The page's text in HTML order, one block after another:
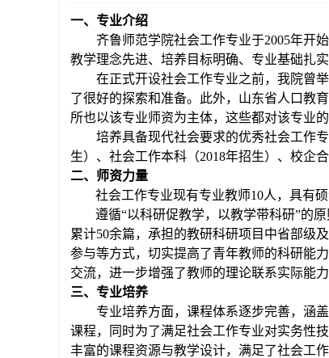
一、专业介绍
齐鲁师范学院社会工作专业于2005年开
教学理念先进、培养目标明确、专业基础扎
在正式开设社会工作专业之前，我院曾
了很好的探索和准备。此外，山东省人口教
所也以该专业师资为主体，这些都对该专业
培养具备现代社会要求的优秀社会工作
生）、社会工作本科（2018年招生）、校企
二、师资力量
社会工作专业现有专业教师10人，具有
遵循“以科研促教学，以教学带科研”的
累计50余篇，承担的教研科研项目中省部级
参与等方式，切实提高了青年教师的科研能
交流，进一步增强了教师的理论联系实际能力
三、专业培养
专业培养方面， 课程体系逐步完善，涵
课程，同时为了满足社会工作专业对实务性
丰富的课程资源与教学设计，满足了社会工